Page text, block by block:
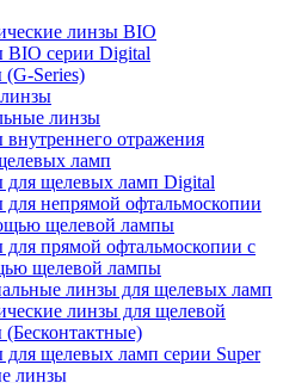
линзы BIO
BIO серии Digital
Series)
линзы
отражения
ламп
для щелевых ламп Digital
непрямой офтальмоскопии
щелевой лампы
прямой офтальмоскопии с
щелевой лампы
линзы для щелевых ламп
линзы для щелевой
щелевых ламп серии Super
линзы